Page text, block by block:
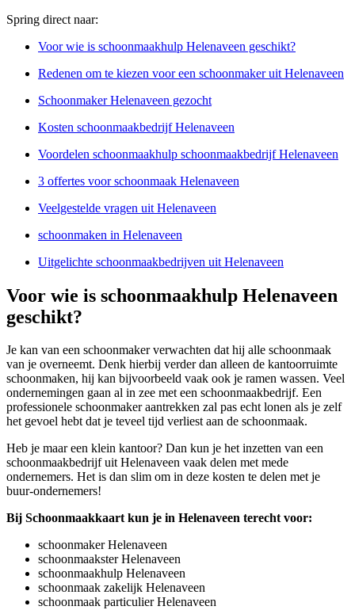
Spring direct naar:
Voor wie is schoonmaakhulp Helenaveen geschikt?
Redenen om te kiezen voor een schoonmaker uit Helenaveen
Schoonmaker Helenaveen gezocht
Kosten schoonmaakbedrijf Helenaveen
Voordelen schoonmaakhulp schoonmaakbedrijf Helenaveen
3 offertes voor schoonmaak Helenaveen
Veelgestelde vragen uit Helenaveen
schoonmaken in Helenaveen
Uitgelichte schoonmaakbedrijven uit Helenaveen
Voor wie is schoonmaakhulp Helenaveen
geschikt?
Je kan van een schoonmaker verwachten dat hij alle schoonmaak
van je overneemt. Denk hierbij verder dan alleen de kantoorruimte
schoonmaken, hij kan bijvoorbeeld vaak ook je ramen wassen. Veel
ondernemingen gaan al in zee met een schoonmaakbedrijf. Een
professionele schoonmaker aantrekken zal pas echt lonen als je zelf
het gevoel hebt dat je teveel tijd verliest aan de schoonmaak.
Heb je maar een klein kantoor? Dan kun je het inzetten van een
schoonmaakbedrijf uit Helenaveen vaak delen met mede
ondernemers. Het is dan slim om in deze kosten te delen met je
buur-ondernemers!
Bij Schoonmaakkaart kun je in Helenaveen terecht voor:
schoonmaker Helenaveen
schoonmaakster Helenaveen
schoonmaakhulp Helenaveen
schoonmaak zakelijk Helenaveen
schoonmaak particulier Helenaveen